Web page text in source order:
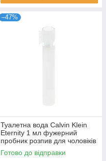
–47%
Туалетна вода Calvin Klein
Eternity 1 мл фужерний
пробник розпив для чоловіків
аромат з нотами лаванди
Кельвін
Готово до відправки